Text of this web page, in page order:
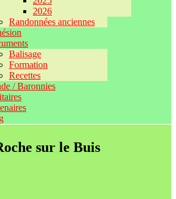
2026
Randonnées anciennes
Balisage
Formation
Recettes
/ Baronnies
sur le Buis